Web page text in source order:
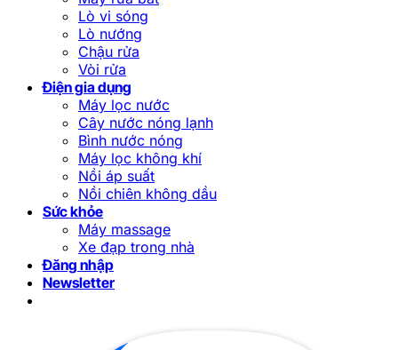
Lò vi sóng
Lò nướng
Chậu rửa
Vòi rửa
Điện gia dụng
Máy lọc nước
Cây nước nóng lạnh
Bình nước nóng
Máy lọc không khí
Nồi áp suất
Nồi chiên không dầu
Sức khỏe
Máy massage
Xe đạp trong nhà
Đăng nhập
Newsletter